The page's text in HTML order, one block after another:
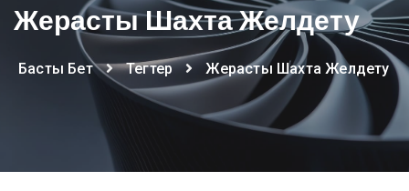
Жерасты Шахта Желдету
Басты Бет Тегтер Жерасты Шахта Желдету